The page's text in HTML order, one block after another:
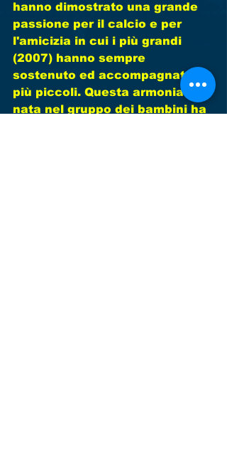
hanno dimostrato una grande
passione per il calcio e per
l'amicizia in cui i più grandi
(2007) hanno sempre
sostenuto ed accompagnato i
più piccoli. Questa armonia
nata nel gruppo dei bambini ha